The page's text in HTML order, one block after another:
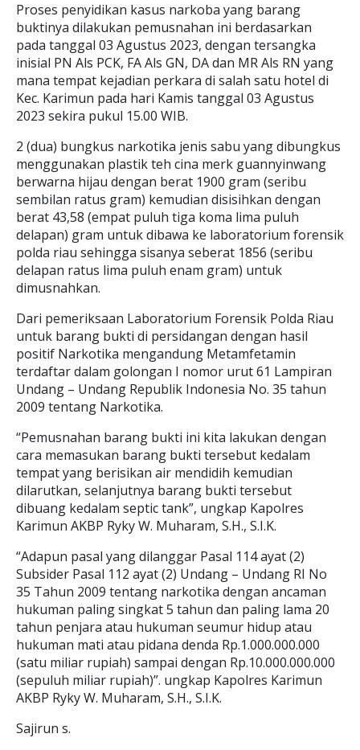
Proses penyidikan kasus narkoba yang barang
buktinya dilakukan pemusnahan ini berdasarkan
pada tanggal 03 Agustus 2023, dengan tersangka
inisial PN Als PCK, FA Als GN, DA dan MR Als RN yang
mana tempat kejadian perkara di salah satu hotel di
Kec. Karimun pada hari Kamis tanggal 03 Agustus
2023 sekira pukul 15.00 WIB.
2 (dua) bungkus narkotika jenis sabu yang dibungkus
menggunakan plastik teh cina merk guannyinwang
berwarna hijau dengan berat 1900 gram (seribu
sembilan ratus gram) kemudian disisihkan dengan
berat 43,58 (empat puluh tiga koma lima puluh
delapan) gram untuk dibawa ke laboratorium forensik
polda riau sehingga sisanya seberat 1856 (seribu
delapan ratus lima puluh enam gram) untuk
dimusnahkan.
Dari pemeriksaan Laboratorium Forensik Polda Riau
untuk barang bukti di persidangan dengan hasil
positif Narkotika mengandung Metamfetamin
terdaftar dalam golongan I nomor urut 61 Lampiran
Undang – Undang Republik Indonesia No. 35 tahun
2009 tentang Narkotika.
“Pemusnahan barang bukti ini kita lakukan dengan
cara memasukan barang bukti tersebut kedalam
tempat yang berisikan air mendidih kemudian
dilarutkan, selanjutnya barang bukti tersebut
dibuang kedalam septic tank”, ungkap Kapolres
Karimun AKBP Ryky W. Muharam, S.H., S.I.K.
“Adapun pasal yang dilanggar Pasal 114 ayat (2)
Subsider Pasal 112 ayat (2) Undang – Undang RI No
35 Tahun 2009 tentang narkotika dengan ancaman
hukuman paling singkat 5 tahun dan paling lama 20
tahun penjara atau hukuman seumur hidup atau
hukuman mati atau pidana denda Rp.1.000.000.000
(satu miliar rupiah) sampai dengan Rp.10.000.000.000
(sepuluh miliar rupiah)”. ungkap Kapolres Karimun
AKBP Ryky W. Muharam, S.H., S.I.K.
Sajirun s.